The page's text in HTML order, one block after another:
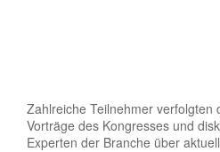
Zahlreiche Teilnehmer verfolgten
Vorträge des Kongresses und
Experten der Branche über